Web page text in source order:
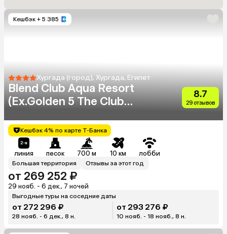
Кешбэк + 5 385
Хургада (город), Хургада, Египет
Blend Club Aqua Resort
(Ex.Golden 5 The Club
8.7
29 отзывов
Кешбэк 4% по карте Т-Банка
линия песок 700 м 10 км лобби
Большая территория Отзывы за этот год
от 269 252 ₽
29 нояб. - 6 дек., 7 ночей
Выгодные туры на соседние даты
от 272 296 ₽
28 нояб. - 6 дек., 8 н.
от 293 276 ₽
10 нояб. - 18 нояб., 8 н.